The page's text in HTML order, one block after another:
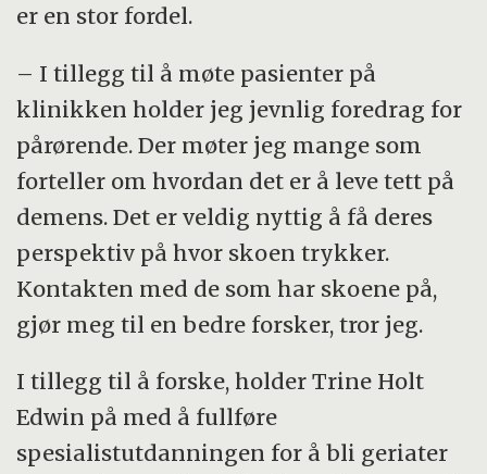
er en stor fordel.
– I tillegg til å møte pasienter på
klinikken holder jeg jevnlig foredrag for
pårørende. Der møter jeg mange som
forteller om hvordan det er å leve tett på
demens. Det er veldig nyttig å få deres
perspektiv på hvor skoen trykker.
Kontakten med de som har skoene på,
gjør meg til en bedre forsker, tror jeg.
I tillegg til å forske, holder Trine Holt
Edwin på med å fullføre
spesialistutdanningen for å bli geriater